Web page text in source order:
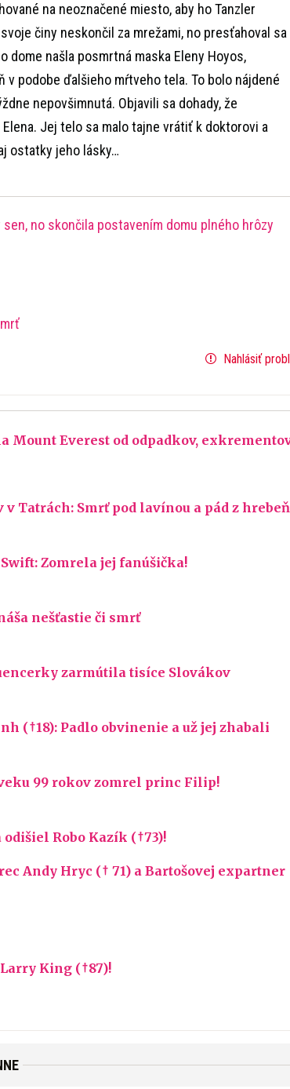
na neoznačené miesto, aby ho Tanzler
činy neskončil za mrežami, no presťahoval sa
dome našla posmrtná maska Eleny Hoyos,
podobe ďalšieho mŕtveho tela. To bolo nájdené
nepovšimnutá. Objavili sa dohady, že
Jej telo sa malo tajne vrátiť k doktorovi a
ostatky jeho lásky…
no skončila postavením domu plného hrôzy
Nahlásiť
Mount Everest od odpadkov,
Tatrách: Smrť pod lavínou a pád z
Zomrela jej fanúšička!
nešťastie či smrť
zarmútila tisíce Slovákov
(†18): Padlo obvinenie a už jej zhabali
99 rokov zomrel princ Filip!
Robo Kazík (†73)!
Andy Hryc († 71) a Bartošovej expartner
King (†87)!